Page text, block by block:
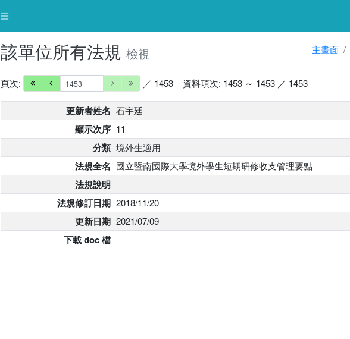
該單位所有法規 檢視 主畫面
頁次: ／ 1453 資料項次: 1453 ～ 1453 ／ 1453
更新者姓名 石宇廷
顯示次序 11
分類 境外生適用
法規全名 國立暨南國際大學境外學生短期研修收支管理要點
法規說明
法規修訂日期 2018/11/20
更新日期 2021/07/09
下載 doc 檔